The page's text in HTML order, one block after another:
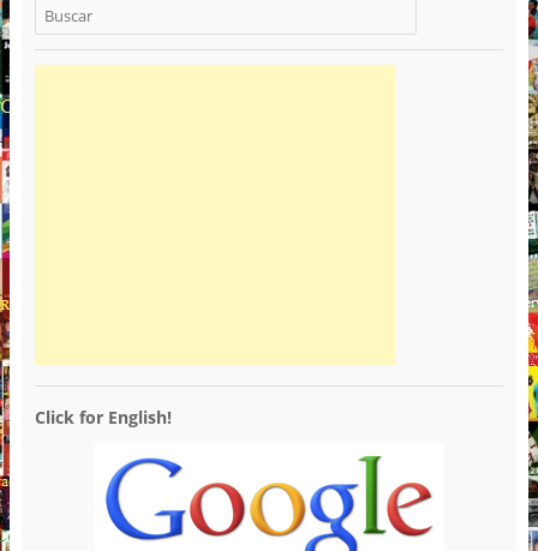
Click for English!